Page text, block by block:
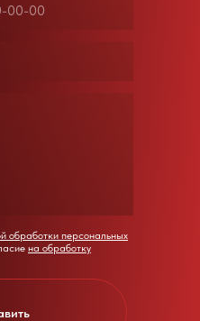
обработки персональных
на обработку